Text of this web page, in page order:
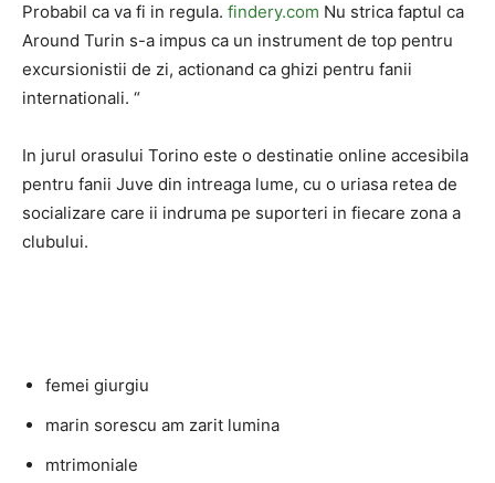
Probabil ca va fi in regula. findery.com Nu strica faptul ca
Around Turin s-a impus ca un instrument de top pentru
excursionistii de zi, actionand ca ghizi pentru fanii
internationali. “
In jurul orasului Torino este o destinatie online accesibila
pentru fanii Juve din intreaga lume, cu o uriasa retea de
socializare care ii indruma pe suporteri in fiecare zona a
clubului.
femei giurgiu
marin sorescu am zarit lumina
mtrimoniale